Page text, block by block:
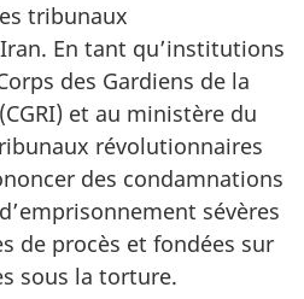
tribunaux
En tant qu’institutions
des Gardiens de la
et au ministère du
révolutionnaires
des condamnations
sévères
de procès et fondées sur
sous la torture.